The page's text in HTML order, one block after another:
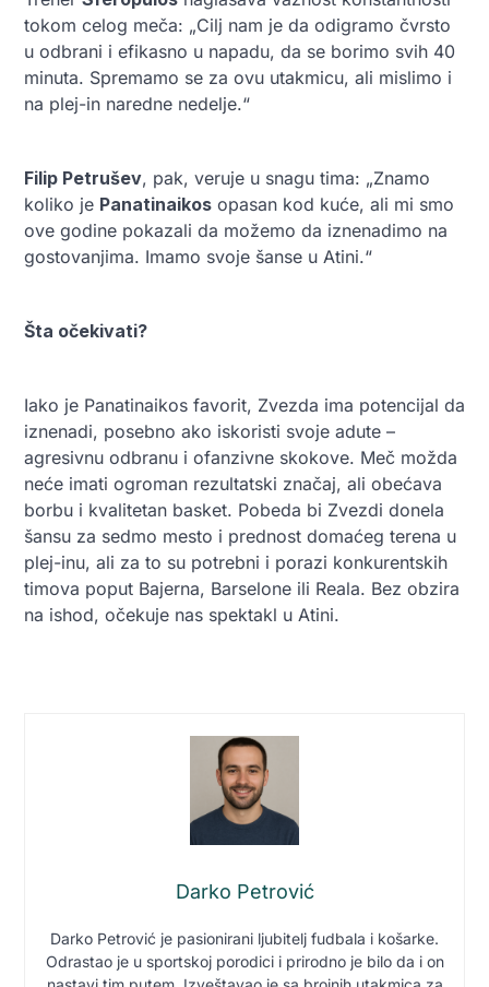
tokom celog meča: „Cilj nam je da odigramo čvrsto
u odbrani i efikasno u napadu, da se borimo svih 40
minuta. Spremamo se za ovu utakmicu, ali mislimo i
na plej-in naredne nedelje.“
Filip Petrušev, pak, veruje u snagu tima: „Znamo
koliko je Panatinaikos opasan kod kuće, ali mi smo
ove godine pokazali da možemo da iznenadimo na
gostovanjima. Imamo svoje šanse u Atini.“
Šta očekivati?
Iako je Panatinaikos favorit, Zvezda ima potencijal da
iznenadi, posebno ako iskoristi svoje adute –
agresivnu odbranu i ofanzivne skokove. Meč možda
neće imati ogroman rezultatski značaj, ali obećava
borbu i kvalitetan basket. Pobeda bi Zvezdi donela
šansu za sedmo mesto i prednost domaćeg terena u
plej-inu, ali za to su potrebni i porazi konkurentskih
timova poput Bajerna, Barselone ili Reala. Bez obzira
na ishod, očekuje nas spektakl u Atini.
Darko Petrović
Darko Petrović je pasionirani ljubitelj fudbala i košarke.
Odrastao je u sportskoj porodici i prirodno je bilo da i on